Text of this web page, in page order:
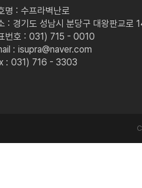
명 : 수프라벽난로
: 경기도 성남시 분당구 대왕판교로
번호 : 031) 715 - 0010
: isupra@naver.com
: 031) 716 - 3303